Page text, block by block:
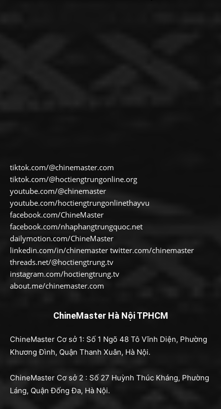
tiktok.com/@chinemaster.com
tiktok.com/@hoctiengtrungonline.org
youtube.com/@chinemaster
youtube.com/hoctiengtrungonlinethayvu
facebook.com/ChineMaster
facebook.com/nhaphangtrungquoc.net
dailymotion.com/ChineMaster
linkedin.com/in/chinemaster twitter.com/chinemaster
threads.net/@hoctiengtrung.tv
instagram.com/hoctiengtrung.tv
about.me/chinemaster.com
ChineMaster Hà Nội TPHCM
ChineMaster Cơ sở 1: Số 1 Ngõ 48 Tô Vĩnh Diện, Phường
Khương Đình, Quận Thanh Xuân, Hà Nội.
ChineMaster Cơ sở 2 : Số 27 Huỳnh Thúc Kháng, Phường
Láng, Quận Đống Đa, Hà Nội.